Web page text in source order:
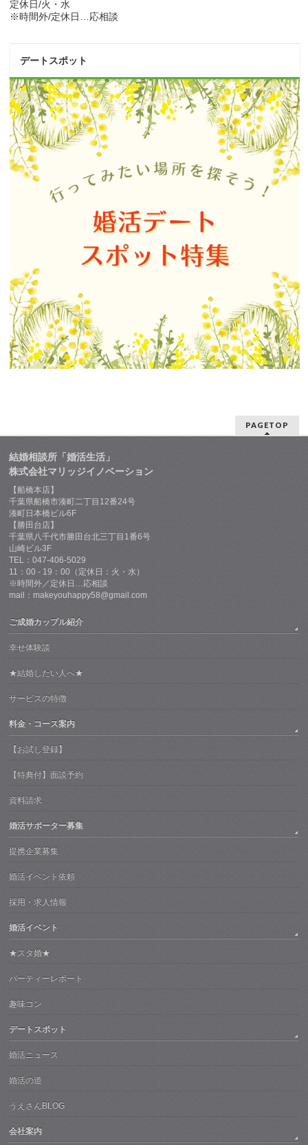
定休日/火・水
※時間外/定休日…応相談
デートスポット
PAGETOP
結婚相談所「婚活生活」
株式会社マリッジイノベーション
【船橋本店】
千葉県船橋市湊町二丁目12番24号
湊町日本橋ビル6F
【勝田台店】
千葉県八千代市勝田台北三丁目1番6号
山崎ビル3F
TEL：047-406-5029
11：00 - 19：00（定休日：火・水）
※時間外／定休日…応相談
mail：makeyouhappy58@gmail.com
ご成婚カップル紹介
幸せ体験談
★結婚したい人へ★
サービスの特徴
料金・コース案内
【お試し登録】
【特典付】面談予約
資料請求
婚活サポーター募集
提携企業募集
婚活イベント依頼
採用・求人情報
婚活イベント
★スタ婚★
パーティーレポート
趣味コン
デートスポット
婚活ニュース
婚活の道
うえさんBLOG
会社案内